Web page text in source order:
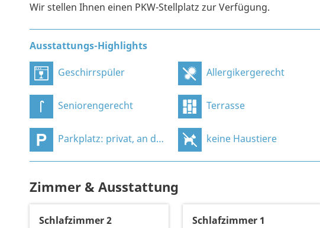
Wir stellen Ihnen einen PKW-Stellplatz zur Verfügung.
Ausstattungs-Highlights
Geschirrspüler Allergikergerecht
Seniorengerecht Terrasse
Parkplatz: privat, an der Unterkunft keine Haustiere
Zimmer & Ausstattung
Schlafzimmer 2 Schlafzimmer 1